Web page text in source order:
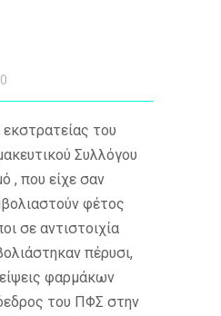
εκστρατείας του
Συλλόγου
, που είχε σαν
φέτος
σε αντιστοιχία
πέρυσι,
φαρμάκων
του ΠΦΣ στην